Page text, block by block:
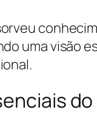
uma visão